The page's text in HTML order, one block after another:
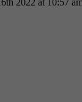
2022 at 10:57